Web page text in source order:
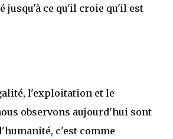
jusqu'à ce qu'il croie qu'il est
l'exploitation et le
observons aujourd'hui sont
c'est comme